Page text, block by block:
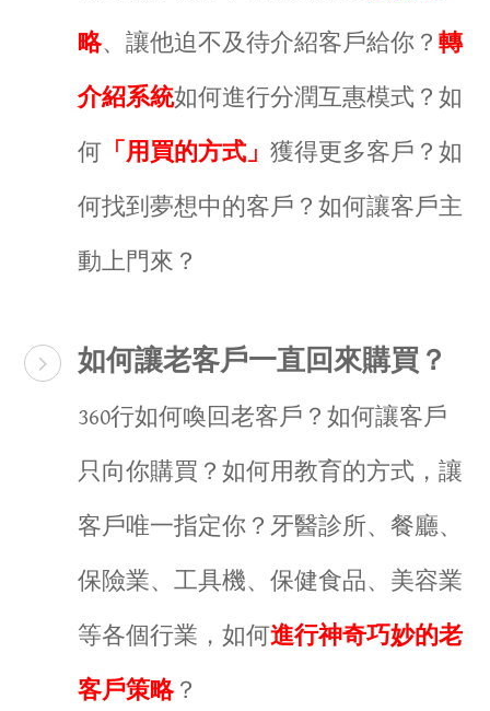
略、讓他迫不及待介紹客戶給你？ 轉
介紹系統如何進行分潤互惠模式？如
何 「用買的方式」 獲得更多客戶？如
何找到夢想中的客戶？如何讓客戶主
動上門來？
如何讓老客戶一直回來購買？​
360行如何喚回老客戶？如何讓客戶
只向你購買？如何用教育的方式，讓
客戶唯一指定你？牙醫診所、餐廳、
保險業、工具機、保健食品、美容業
等各個行業，如何進行神奇巧妙的老
客戶策略？